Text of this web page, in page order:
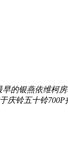
的银燕依维柯
庆铃五十铃